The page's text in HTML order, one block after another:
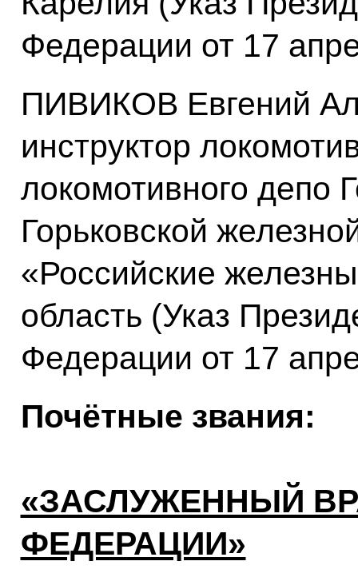
Федерации от 17
ПИВИКОВ Евгений
инструктор
локомотивного депо
Горьковской
«Российские
область (Указ
Федерации от 17
Почётные звания:
«ЗАСЛУЖЕННЫЙ
ФЕДЕРАЦИИ»